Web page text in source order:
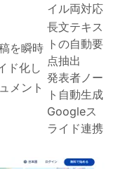
イル両対応
を瞬時
ド化し
メント
長文テキス
トの自動要
点抽出
発表者ノー
ト自動生成
Googleス
ライド連携